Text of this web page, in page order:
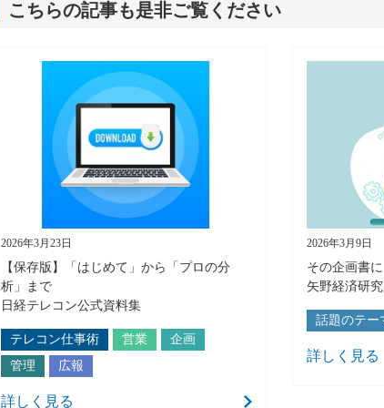
こちらの記事も是非ご覧ください
2026年3月23日
【保存版】「はじめて」から「プロの分
析」まで
日経テレコン公式資料集
テレコン仕事術 営業
企画
管理
広報
詳しく見る
2026年3月9日
その企画書
矢野経済研
話題のテー
詳しく見る